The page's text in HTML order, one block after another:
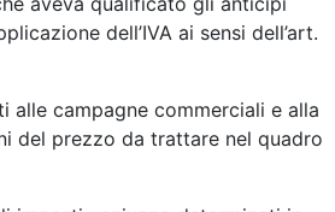
dell’IVA ai sensi dell’art.
campagne commerciali e alla
del prezzo da trattare nel quadro